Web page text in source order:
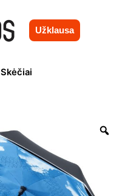
Užklausa
Skėčiai